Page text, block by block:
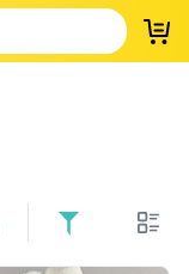
登